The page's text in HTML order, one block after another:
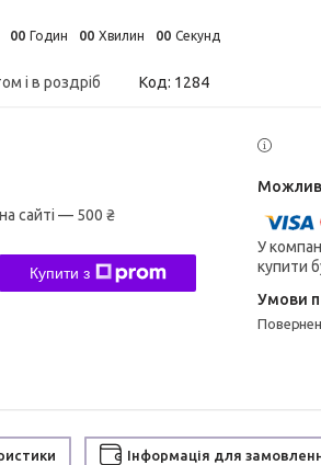
00 Годин 00 Хвилин 00 Секунд
і в роздріб Код: 1284
сайті — 500 ₴
Купити з
У
купити
Інформація для